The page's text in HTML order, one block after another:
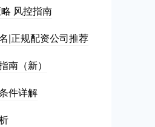
风控指南
|正规配资公司推荐
南（新）
件详解